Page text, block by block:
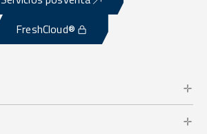
FreshCloud®